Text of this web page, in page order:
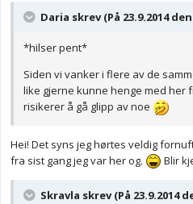
Daria skrev (På 23.9.2014 den
*hilser pent*
Siden vi vanker i flere av de
like gjerne kunne henge med her
risikerer å gå glipp av noe
Hei! Det syns jeg hørtes veldig
fra sist gang jeg var her og.
Blir
Skravla skrev (På 23.9.2014